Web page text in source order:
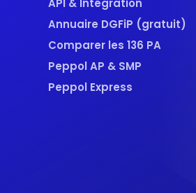
API & Intégration
Annuaire DGFiP (gratuit)
Comparer les 136 PA
Peppol AP & SMP
Peppol Express